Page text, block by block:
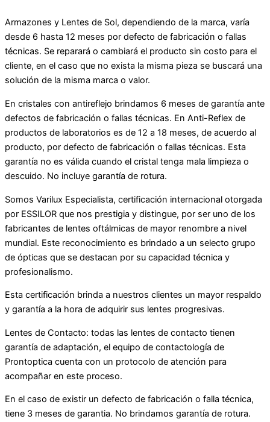
Armazones y Lentes de Sol, dependiendo de la marca, varía
desde 6 hasta 12 meses por defecto de fabricación o fallas
técnicas. Se reparará o cambiará el producto sin costo para el
cliente, en el caso que no exista la misma pieza se buscará una
solución de la misma marca o valor.
En cristales con antireflejo brindamos 6 meses de garantía ante
defectos de fabricación o fallas técnicas. En Anti-Reflex de
productos de laboratorios es de 12 a 18 meses, de acuerdo al
producto, por defecto de fabricación o fallas técnicas. Esta
garantía no es válida cuando el cristal tenga mala limpieza o
descuido. No incluye garantía de rotura.
Somos Varilux Especialista, certificación internacional otorgada
por ESSILOR que nos prestigia y distingue, por ser uno de los
fabricantes de lentes oftálmicas de mayor renombre a nivel
mundial. Este reconocimiento es brindado a un selecto grupo
de ópticas que se destacan por su capacidad técnica y
profesionalismo.
Esta certificación brinda a nuestros clientes un mayor respaldo
y garantía a la hora de adquirir sus lentes progresivas.
Lentes de Contacto: todas las lentes de contacto tienen
garantía de adaptación, el equipo de contactología de
Prontoptica cuenta con un protocolo de atención para
acompañar en este proceso.
En el caso de existir un defecto de fabricación o falla técnica,
tiene 3 meses de garantia. No brindamos garantía de rotura.